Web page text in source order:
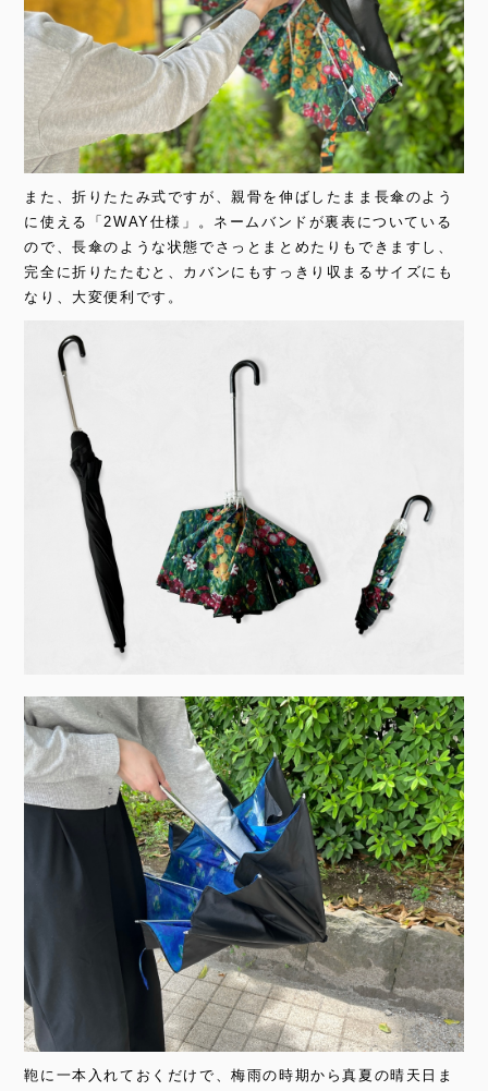
また、折りたたみ式ですが、親骨を伸ばしたまま長傘のよう
に使える「2WAY仕様」。ネームバンドが裏表についている
ので、長傘のような状態でさっとまとめたりもできますし、
完全に折りたたむと、カバンにもすっきり収まるサイズにも
なり、大変便利です。
鞄に一本入れておくだけで、梅雨の時期から真夏の晴天日ま